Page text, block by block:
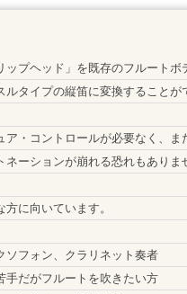
ップヘッド」を既存のフルート
タイプの縦笛に変換することが
ア・コントロールが必要なく、
ーションが崩れる恐れもありま
に向いています。
ソフォン、クラリネット奏者
手だがフルートを吹きたい方